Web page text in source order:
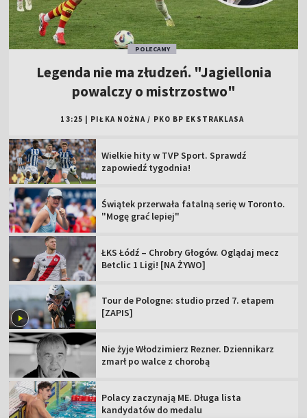
POLECAMY
Legenda nie ma złudzeń. "Jagiellonia
powalczy o mistrzostwo"
13:25 PIŁKA NOŻNA / PKO BP EKSTRAKLASA
Wielkie hity w TVP Sport. Sprawdź
zapowiedź tygodnia!
Świątek przerwała fatalną serię w Toronto.
"Mogę grać lepiej"
ŁKS Łódź – Chrobry Głogów. Oglądaj mecz
Betclic 1 Ligi! [NA ŻYWO]
Tour de Pologne: studio przed 7. etapem
[ZAPIS]
Nie żyje Włodzimierz Rezner. Dziennikarz
zmarł po walce z chorobą
Polacy zaczynają ME. Długa lista
kandydatów do medalu